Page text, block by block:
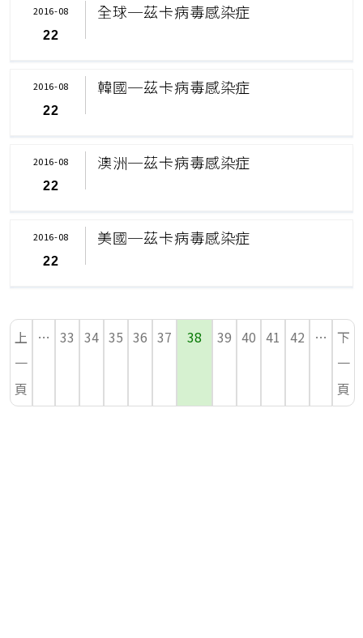
全球─茲卡病毒感染症
2016-08
22
韓國─茲卡病毒感染症
2016-08
22
澳洲─茲卡病毒感染症
2016-08
22
美國─茲卡病毒感染症
2016-08
22
上
一
頁
… 33 34 35 36 37 38 39 40 41 42 … 下
一
頁